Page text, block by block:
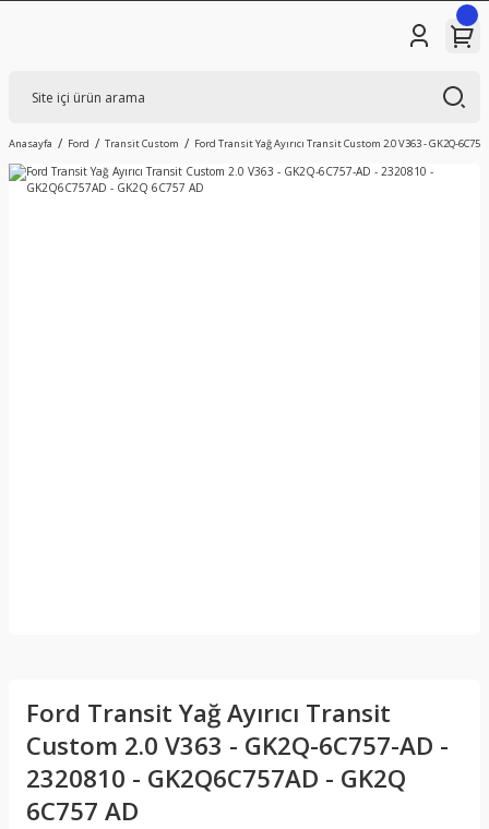
Anasayfa Ford Transit Custom Ford Transit Yağ Ayırıcı Transit Custom 2.0 V363 - GK2Q-
Ford Transit Yağ Ayırıcı Transit
Custom 2.0 V363 - GK2Q-6C757-AD -
2320810 - GK2Q6C757AD - GK2Q
6C757 AD